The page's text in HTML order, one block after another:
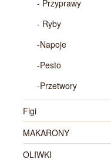
- Przyprawy
- Ryby
-Napoje
-Pesto
-Przetwory
Figi
MAKARONY
OLIWKI